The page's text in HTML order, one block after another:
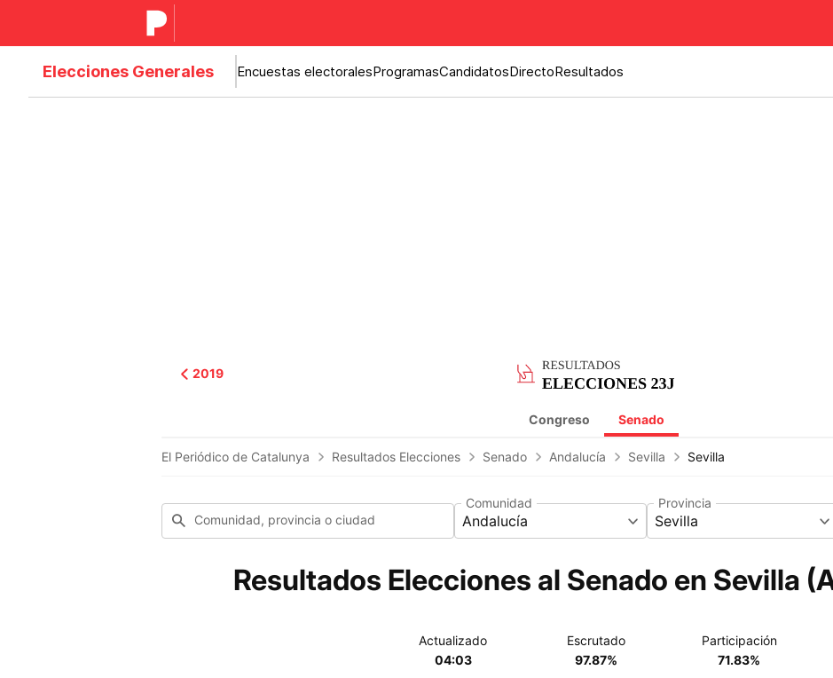
Elecciones Generales Encuestas electoralesProgramasCandidatosDirectoResultados
2019
Congreso Senado
El Periódico de Catalunya Resultados Elecciones Senado Andalucía Sevilla Sevilla
Comunidad, provincia o ciudad Andalucía
Comunidad
Sevilla
Provincia
Resultados Elecciones al Senado en Sevilla
Actualizado
04:03
Escrutado
97.87%
Participación
71.83%